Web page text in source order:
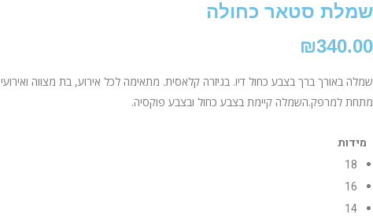
שמלת סטאר כחולה
₪340.00
שמלה באורך ברך בצבע כחול דיו. בגיזרה קלאסית. מתאימה לכל אירוע, בת מצווה
מתחת למרפק.השמלה קיימת בצבע כחול ובצבע פוקסיה.
מידות
18
16
14